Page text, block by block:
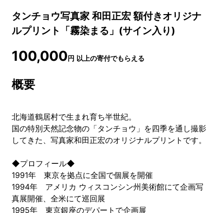
タンチョウ写真家 和田正宏 額付きオリジナ
ルプリント「霧染まる」(サイン入り)
100,000円 以上の寄付でもらえる
概要
北海道鶴居村で生まれ育ち半世紀。
国の特別天然記念物の「タンチョウ」を四季を通し撮影
してきた、写真家和田正宏のオリジナルプリントです。
◆プロフィール◆
1991年 東京を拠点に全国で個展を開催
1994年 アメリカ ウィスコンシン州美術館にて企画写
真展開催、全米にて巡回展
1995年 東京銀座のデパートで企画展